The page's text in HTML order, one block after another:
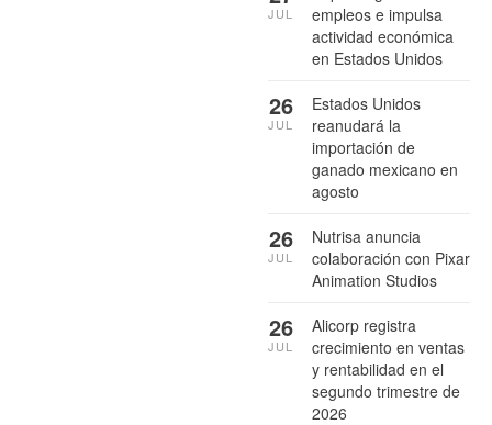
empleos e impulsa
actividad económica
en Estados Unidos
JUL
Estados Unidos
reanudará la
importación de
ganado mexicano en
agosto
26
JUL
Nutrisa anuncia
colaboración con Pixar
Animation Studios
26
JUL
Alicorp registra
crecimiento en ventas
y rentabilidad en el
segundo trimestre de
2026
26
JUL